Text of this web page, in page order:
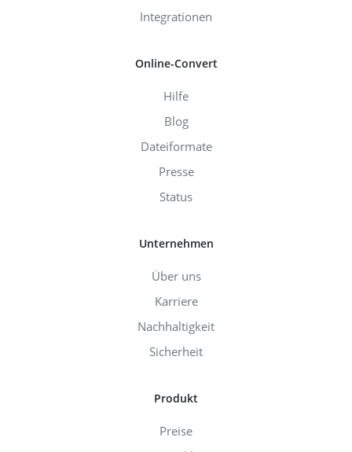
Integrationen
Online-Convert
Hilfe
Blog
Dateiformate
Presse
Status
Unternehmen
Über uns
Karriere
Nachhaltigkeit
Sicherheit
Produkt
Preise